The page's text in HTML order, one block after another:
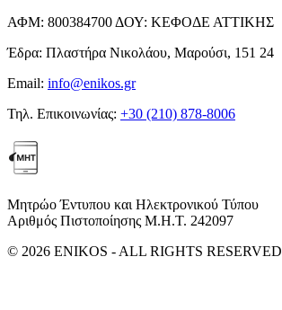
ΑΦΜ: 800384700 ΔΟΥ: ΚΕΦΟΔΕ ΑΤΤΙΚΗΣ
Έδρα: Πλαστήρα Νικολάου, Μαρούσι, 151 24
Email: info@enikos.gr
Τηλ. Επικοινωνίας: +30 (210) 878-8006
Μητρώο Έντυπου και Ηλεκτρονικού Τύπου
Αριθμός Πιστοποίησης Μ.Η.Τ. 242097
© 2026 ENIKOS - ALL RIGHTS RESERVED